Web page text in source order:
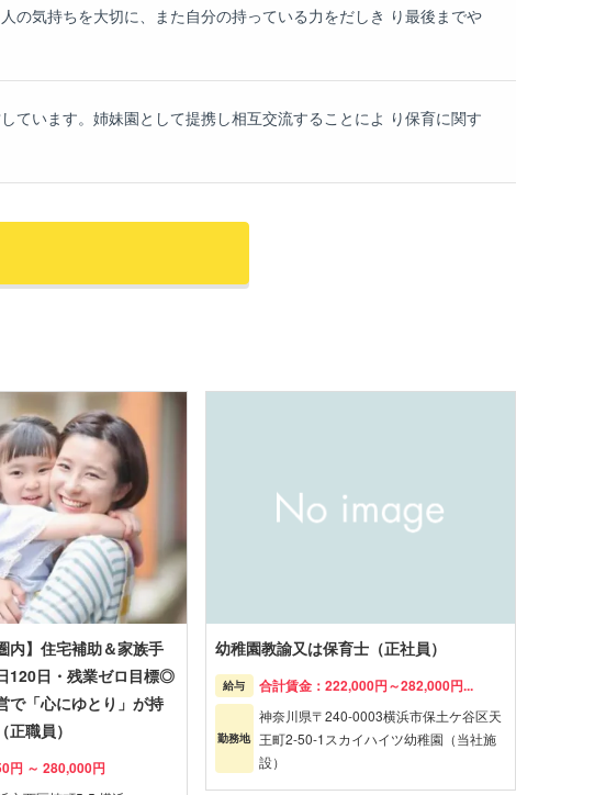
の気持ちを大切に、また自分の持っている力をだしき り最後までや
ています。姉妹園として提携し相互交流することによ り保育に関す
内】住宅補助＆家族手
120日・残業ゼロ目標◎
で「心にゆとり」が持
職員）
円 ～ 280,000円
幼稚園教諭又は保育士（正社員）
給与 合計賃金：222,000円～282,000円...
勤務地
神奈川県〒240-0003横浜市保土ケ谷区天
王町2-50-1スカイハイツ幼稚園（当社施
設）